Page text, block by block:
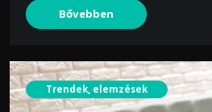
Bővebben
Trendek, elemzések